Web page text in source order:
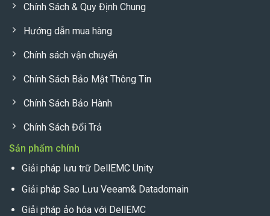
Chính Sách & Quy Định Chung
Hướng dẫn mua hàng
Chính sách vận chuyển
Chính Sách Bảo Mật Thông Tin
Chính Sách Bảo Hành
Chính Sách Đổi Trả
Sản phẩm chính
Giải pháp lưu trữ DellEMC Unity
Giải pháp Sao Lưu Veeam& Datadomain
Giải pháp ảo hóa với DellEMC